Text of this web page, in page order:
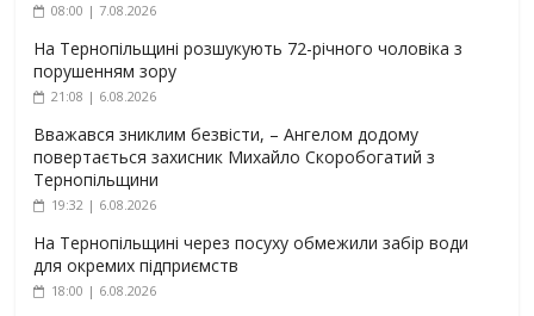
08:00 | 7.08.2026
На Тернопільщині розшукують 72-річного чоловіка з
порушенням зору
21:08 | 6.08.2026
Вважався зниклим безвісти, – Ангелом додому
повертається захисник Михайло Скоробогатий з
Тернопільщини
19:32 | 6.08.2026
На Тернопільщині через посуху обмежили забір води
для окремих підприємств
18:00 | 6.08.2026